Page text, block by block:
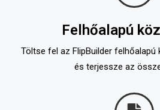
Felhőalapú
Töltse fel az FlipBuilder
és terjessze az